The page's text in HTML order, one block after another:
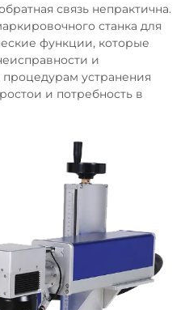
связь непрактична.
станка для
функции, которые
и
устранения
и потребность в